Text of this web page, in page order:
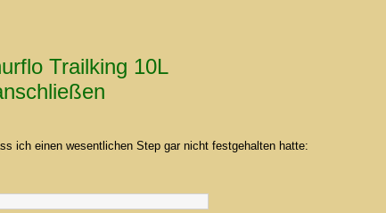
Trailking 10L
ich einen wesentlichen Step gar nicht festgehalten hatte: